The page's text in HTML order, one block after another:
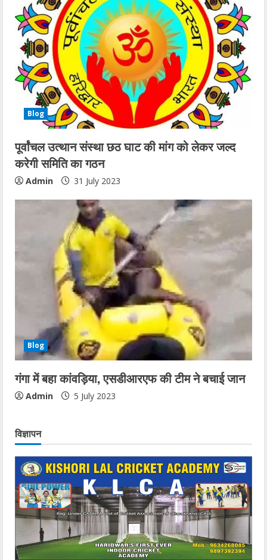
Blog
पूर्वांचल उत्थान संस्था छठ घाट की मांग को लेकर जल्द
करेगी समिति का गठन
Admin 31 July 2023
Blog
गंगा में बहा कांवड़िया, एसडीआरएफ की टीम ने बचाई जान
Admin 5 July 2023
विज्ञापन